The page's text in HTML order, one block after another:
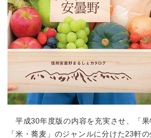
平成30年度版の内容を充実させ、「果
「米・蕎麦」のジャンルに分けた23軒の